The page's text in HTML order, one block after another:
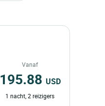
Vanaf
195.88 USD
1 nacht, 2 reizigers